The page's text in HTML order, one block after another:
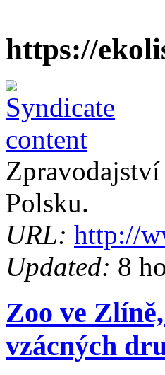
https://
Polsku.
URL: http://
Updated: 8
Zoo ve
vzácných